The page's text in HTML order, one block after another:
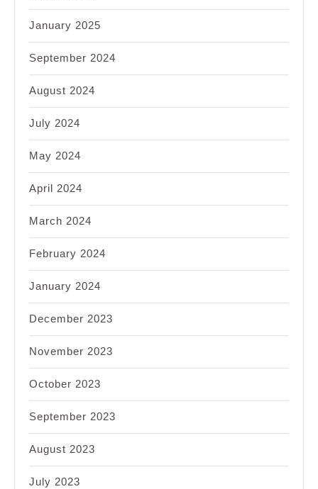
January 2025
September 2024
August 2024
July 2024
May 2024
April 2024
March 2024
February 2024
January 2024
December 2023
November 2023
October 2023
September 2023
August 2023
July 2023